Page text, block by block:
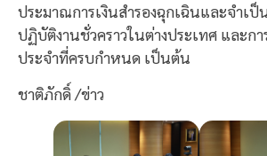
ประมาณการเงินสำรองฉุกเฉินและจำเป็
ปฏิบัติงานชั่วคราวในต่างประเทศ และก
ประจำที่ครบกำหนด เป็นต้น
ชาติภักดิ์ /ข่าว